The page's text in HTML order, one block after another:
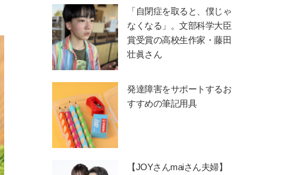
「自閉症を取ると、僕じゃ
なくなる」。文部科学大臣
賞受賞の高校生作家・藤田
壮眞さん
発達障害をサポートするお
すすめの筆記用具
【JOYさんmaiさん夫婦】